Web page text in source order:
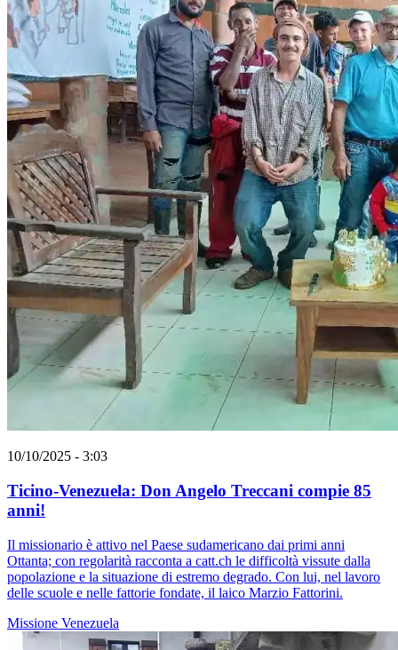
10/10/2025 - 3:03
Ticino-Venezuela: Don Angelo Treccani compie 85
anni!
Il missionario è attivo nel Paese sudamericano dai primi anni
Ottanta; con regolarità racconta a catt.ch le difficoltà vissute dalla
popolazione e la situazione di estremo degrado. Con lui, nel lavoro
delle scuole e nelle fattorie fondate, il laico Marzio Fattorini.
Missione Venezuela